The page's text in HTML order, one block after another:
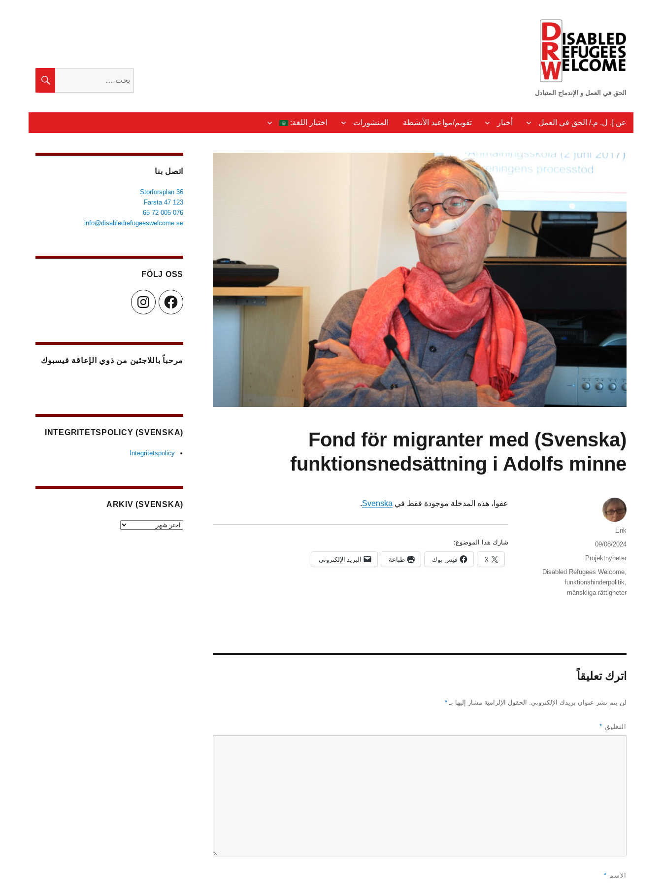
الحق في العمل و الإندماج المتبادل
عن إ. ل. م./ الحق في العمل أخبار تقويم/مواعيد الأنشطة المنشورات اختيار اللغة:
(Svenska) Fond för migranter med
funktionsnedsättning i Adolfs minne
عفوا، هذه المدخلة موجودة فقط في Svenska
.
شارك هذا الموضوع:
X فيس بوك طباعة البريد الإلكتروني
الكاتب
Erik
نُشرت
09/08/2024
التصنيفات
Projektnyheter
الوسوم
Disabled Refugees Welcome
funktionshinderpolitik
mänskliga rättigheter
اترك تعليقاً
لن يتم نشر عنوان بريدك الإلكتروني. الحقول الإلزامية مشار إليها بـ *
التعليق *
الاسم *
اتصل بنا
Storforsplan 36
123 47 Farsta
076 005 72 65
info@disabledrefugeeswelcome.se
FÖLJ OSS
Facebook
Instagram
مرحباً باللاجئين من ذوي الإعاقة فيسبوك
(SVENSKA) INTEGRITETSPOLICY
Integritetspolicy
(SVENSKA) ARKIV